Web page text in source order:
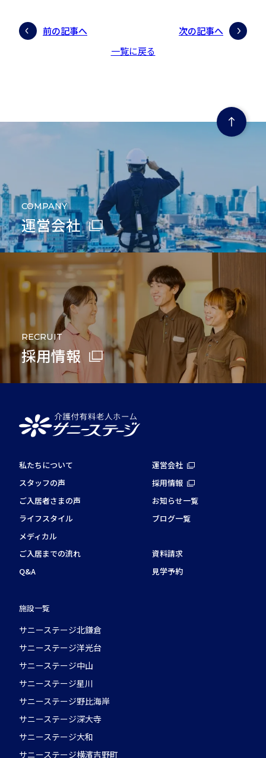
前の記事へ
一覧に戻る
次の記事へ
ページの先頭にもどる
COMPANY
運営会社
RECRUIT
採用情報
私たちについて
スタッフの声
ご入居者さまの声
ライフスタイル
メディカル
ご入居までの流れ
Q&A
施設一覧
サニーステージ北鎌倉
サニーステージ洋光台
サニーステージ中山
サニーステージ星川
サニーステージ野比海岸
サニーステージ深大寺
サニーステージ大和
サニーステージ横濱吉野町
運営会社
採用情報
お知らせ一覧
ブログ一覧
資料請求
見学予約